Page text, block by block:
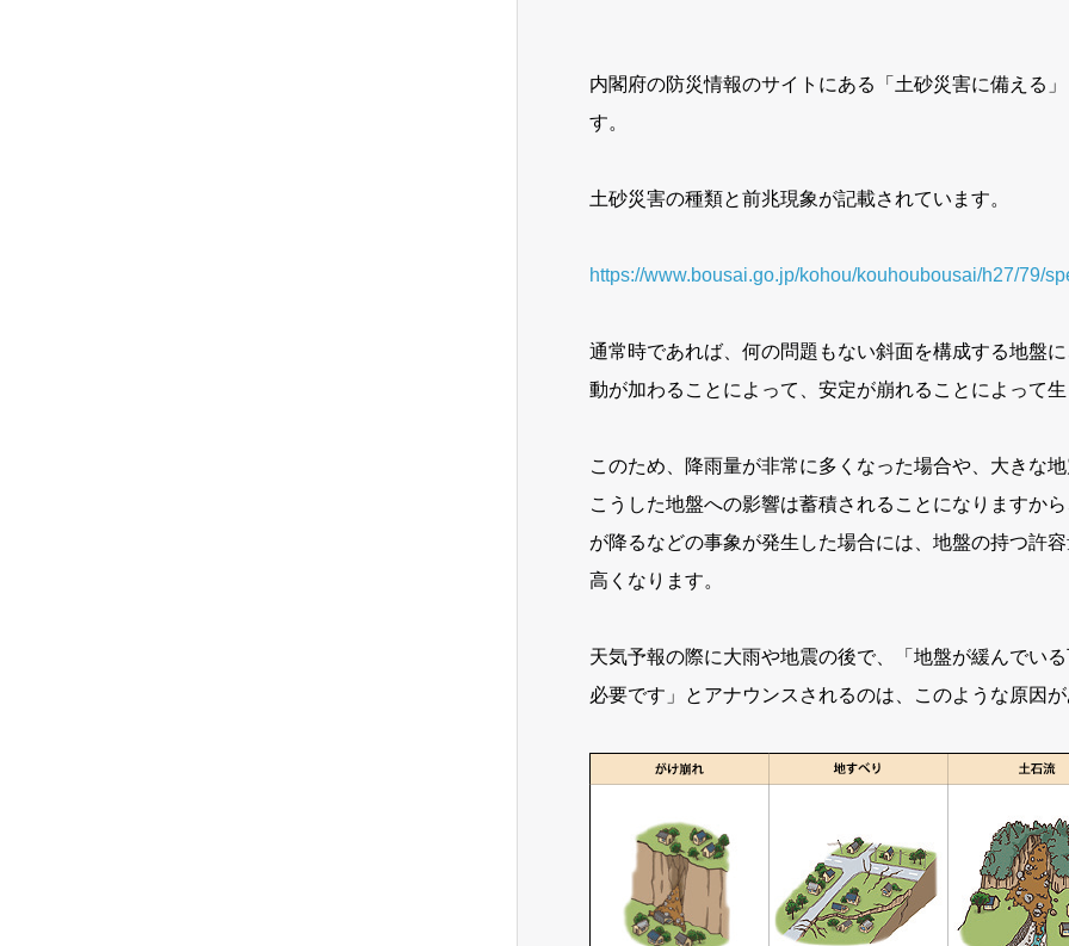
内閣府の防災情報のサイトにある「土砂災害に備える
す。
土砂災害の種類と前兆現象が記載されています。
https://www.bousai.go.jp/kohou/kouhoubousai/h27/79/
通常時であれば、何の問題もない斜面を構成する地盤
動が加わることによって、安定が崩れることによって
このため、降雨量が非常に多くなった場合や、大きな
こうした地盤への影響は蓄積されることになりますか
が降るなどの事象が発生した場合には、地盤の持つ許
高くなります。
天気予報の際に大雨や地震の後で、「地盤が緩んでい
必要です」とアナウンスされるのは、このような原因